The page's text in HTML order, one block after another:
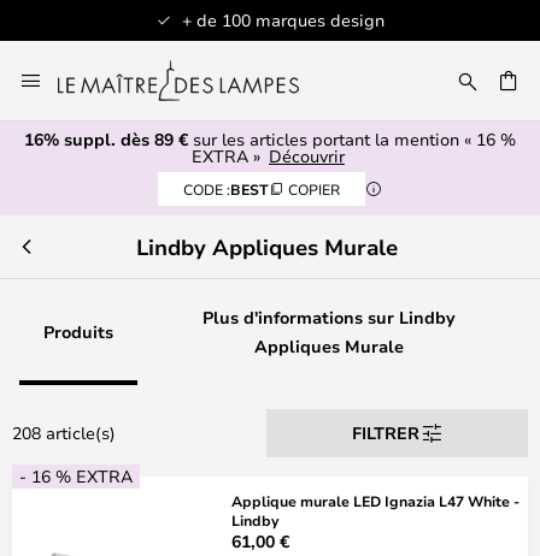
Articles en stock expédiés sous 1 jour ouvré
au
contenu
16% suppl. dès 89 € sur les articles portant la mention « 16 %
EXTRA » Découvrir
CODE :BEST COPIER
Lindby Appliques Murale
Produits
Plus d'informations sur Lindby
Appliques Murale
208 article(s)
FILTRER
- 16 % EXTRA
Applique murale LED Ignazia L47 White -
Lindby
61,00 €